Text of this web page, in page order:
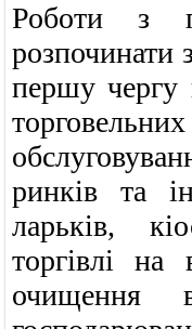
Роботи з
розпочинати
першу чергу
ринків та
ларьків,
торгівлі
очищення